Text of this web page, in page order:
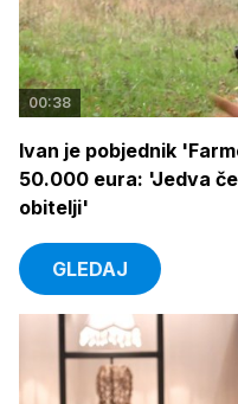
00:38
Ivan je pobjednik
50.000 eura: 'Jedva
obitelji'
GLEDAJ